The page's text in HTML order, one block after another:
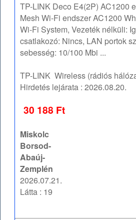
TP-LINK Deco E4(2P) AC1200
Mesh Wi-Fi endszer AC1200
Wi-Fi System, Vezeték nélküli:
csatlakozó: Nincs, LAN portok
sebesség: 10/100 Mbi ...
TP-LINK Wireless (rádiós
Hirdetés lejárata :2026.08.20.
30 188 Ft
Miskolc
Borsod-
Abaúj-
Zemplén
2026.07.21.
Látta : 19